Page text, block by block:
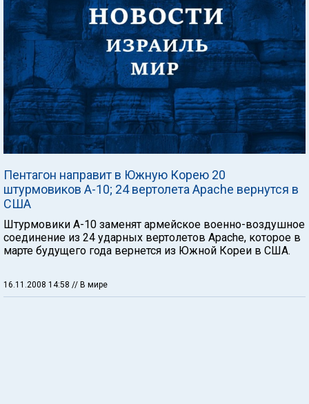
Пентагон направит в Южную Корею 20
штурмовиков A-10; 24 вертолета Apache вернутся в
США
Штурмовики А-10 заменят армейское военно-воздушное
соединение из 24 ударных вертолетов Apache, которое в
марте будущего года вернется из Южной Кореи в США.
16.11.2008 14:58 // В мире